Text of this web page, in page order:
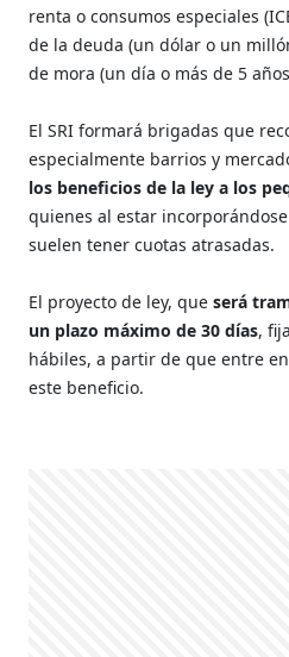
renta o consumos especiales
de la deuda (un dólar o un
de mora (un día o más de 5
El SRI formará brigadas que
especialmente barrios y
los beneficios de la ley a los
quienes al estar
suelen tener cuotas atrasadas.
El proyecto de ley, que será
un plazo máximo de 30 días,
hábiles, a partir de que entre
este beneficio.